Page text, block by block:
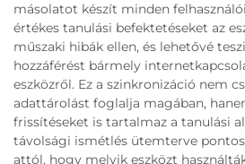
másolatot készít minden
értékes tanulási befektetéseket az
műszaki hibák ellen, és lehetővé
hozzáférést bármely
eszközről. Ez a szinkronizáció nem
adattárolást foglalja magában,
frissítéseket is tartalmaz a tanulási
távolsági ismétlés ütemterve
attól, hogy melyik eszközt